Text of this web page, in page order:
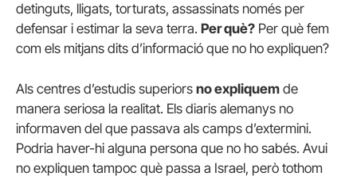
detinguts, lligats, torturats, assassinats només per
defensar i estimar la seva terra. Per què? Per què fem
com els mitjans dits d’informació que no ho expliquen?
Als centres d’estudis superiors no expliquem de
manera seriosa la realitat. Els diaris alemanys no
informaven del que passava als camps d’extermini.
Podria haver-hi alguna persona que no ho sabés. Avui
no expliquen tampoc què passa a Israel, però tothom